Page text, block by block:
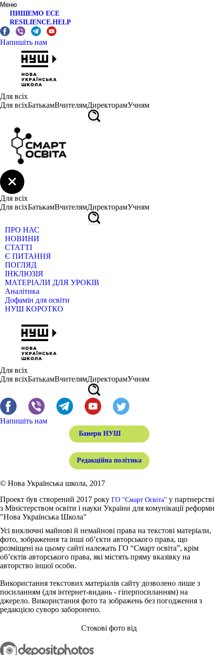
Меню
ПИШЕМО ЕСЕ
RESILIENCE.HELP
Напишіть нам
Для всіх
Для всіхБатькамВчителямДиректорамУчням
Для всіх
Для всіхБатькамВчителямДиректорамУчням
ПРО НАС
НОВИНИ
СТАТТІ
Є ПИТАННЯ
ПОГЛЯД
ІНКЛЮЗІЯ
МАТЕРІАЛИ ДЛЯ УРОКІВ
Аналітика
Дофамін для освіти
НУШ КОРОТКО
Для всіх
Для всіхБатькамВчителямДиректорамУчням
Напишіть нам
Банери НУШ
Редакційна політика
© Нова Українська школа, 2017
Проект був створений 2017 року ГО "Смарт Освіта" у партнерстві
з Міністерством освіти і науки України для комунікації реформи
"Нова Українська Школа"
Усі виключні майнові й немайнові права на текстові матеріали,
фото, зображення та інші об’єкти авторського права, що
розміщені на цьому сайті належать ГО “Смарт освіта”, крім
об’єктів авторського права, які містять пряму вказівку на
авторство іншої особи.
Використання текстових матеріалів сайту дозволено лише з
посиланням (для інтернет-видань - гіперпосиланням) на
джерело. Використання фото та зображень без погодження з
редакцією суворо заборонено.
Стокові фото від